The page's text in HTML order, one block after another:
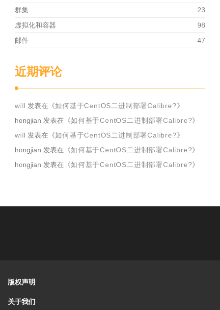
群集
23
虚拟化和容器
98
邮件
47
近期评论
will 发表在《如何基于CentOS二进制部署Calibre?》
hongjian 发表在《如何基于CentOS二进制部署Calibre?》
will 发表在《如何基于CentOS二进制部署Calibre?》
hongjian 发表在《如何基于CentOS二进制部署Calibre?》
hongjian 发表在《如何基于CentOS二进制部署Calibre?》
版权声明
关于我们